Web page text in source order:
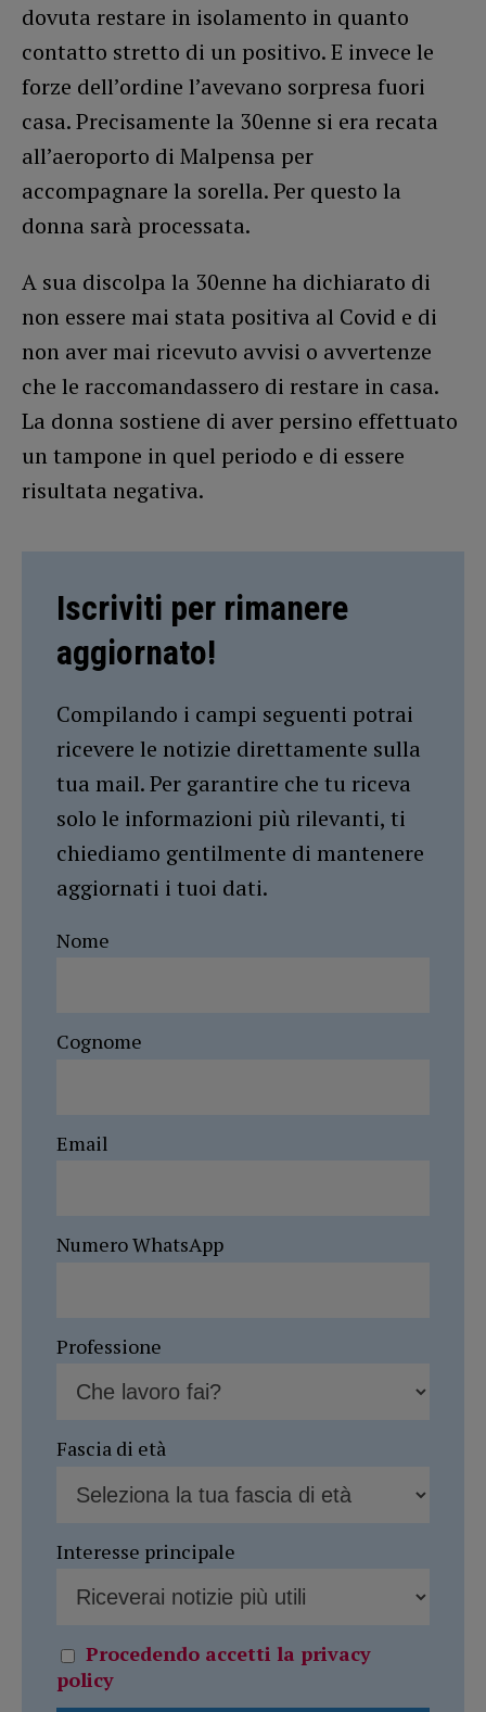
dovuta restare in isolamento in quanto
contatto stretto di un positivo. E invece le
forze dell’ordine l’avevano sorpresa fuori
casa. Precisamente la 30enne si era recata
all’aeroporto di Malpensa per
accompagnare la sorella. Per questo la
donna sarà processata.
A sua discolpa la 30enne ha dichiarato di
non essere mai stata positiva al Covid e di
non aver mai ricevuto avvisi o avvertenze
che le raccomandassero di restare in casa.
La donna sostiene di aver persino effettuato
un tampone in quel periodo e di essere
risultata negativa.
Iscriviti per rimanere
aggiornato!
Compilando i campi seguenti potrai
ricevere le notizie direttamente sulla
tua mail. Per garantire che tu riceva
solo le informazioni più rilevanti, ti
chiediamo gentilmente di mantenere
aggiornati i tuoi dati.
Nome
Cognome
Email
Numero WhatsApp
Professione
Fascia di età
Interesse principale
Procedendo accetti la privacy
policy